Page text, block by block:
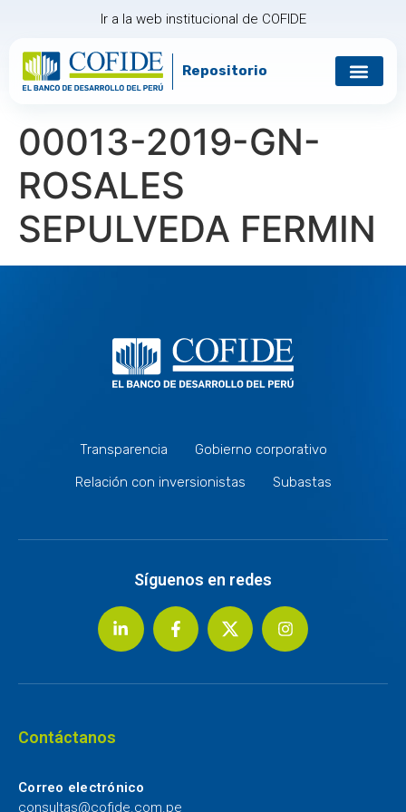
Ir a la web institucional de COFIDE
Repositorio
00013-2019-GN-
ROSALES
SEPULVEDA FERMIN
Transparencia
Gobierno corporativo
Relación con inversionistas
Subastas
Síguenos en redes
Contáctanos
Correo electrónico
consultas@cofide.com.pe